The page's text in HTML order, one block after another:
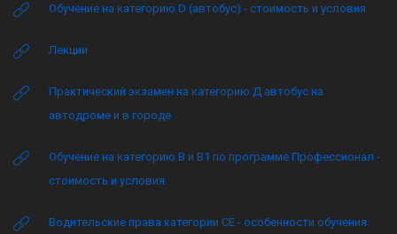
Обучение на категорию D (автобус) - стоимость и условия
Лекции
Практический экзамен на категорию Д автобус на
автодроме и в городе
Обучение на категорию B и B1 по программе Профессионал -
стоимость и условия
Водительские права категории CE - особенности обучения